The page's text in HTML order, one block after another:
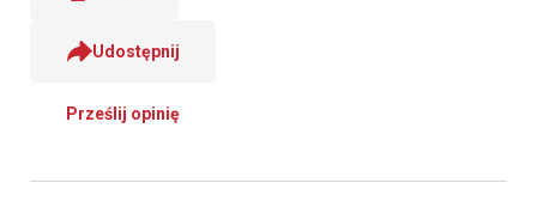
Udostępnij
Prześlij opinię